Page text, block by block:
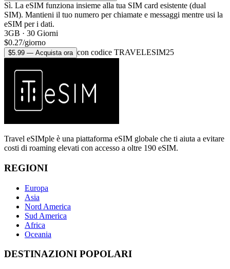
Sì. La eSIM funziona insieme alla tua SIM card esistente (dual
SIM). Mantieni il tuo numero per chiamate e messaggi mentre usi la
eSIM per i dati.
3GB · 30 Giorni
$0.27/giorno
$5.99 — Acquista ora con codice TRAVELESIM25
Travel eSIMple è una piattaforma eSIM globale che ti aiuta a evitare
costi di roaming elevati con accesso a oltre 190 eSIM.
REGIONI
Europa
Asia
Nord America
Sud America
Africa
Oceania
DESTINAZIONI POPOLARI